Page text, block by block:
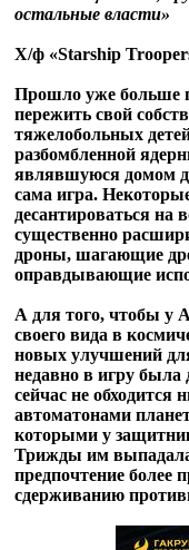
остальные власти»
Х/ф «Starship
Прошло уже больше
пережить свой
тяжелобольных
разбомбленной
являвшуюся домом
сама игра.
десантироваться на
существенно
дроны, шагающие
оправдывающие
А для того, чтобы у
своего вида в
новых улучшений
недавно в игру была
сейчас не обходится
автоматонами
которыми у
Трижды им выпадала
предпочтение более
сдерживанию